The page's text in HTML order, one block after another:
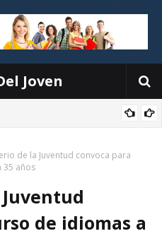
Joven
de la Juventud convoca para
35 años
de idiomas a